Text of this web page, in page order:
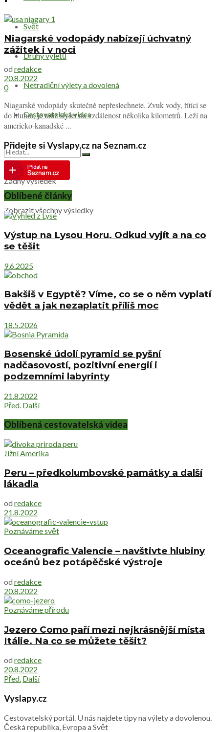
Svět
Druhy výletů
Netradiční výlety a dovolená
Cestovatelská videa
Žádný výsledek
Zobrazit všechny výsledky
Niagarské vodopády nabízejí úchvatný
zážitek i v noci
od redakce
20.8.2022
0
Niagarské vodopády skutečně nepřeslechnete. Zvuk vody, řítící se
do hlubin, je totiž slyšet na vzdálenost několika kilometrů. Leží na
americko-kanadské ...
Přidejte si Vyslapy.cz na Seznam.cz
Oblíbené články
Výstup na Lysou Horu. Odkud vyjít a na co
se těšit
9.6.2025
Bakšiš v Egyptě? Víme, co se o něm vyplatí
vědět a jak nezaplatit příliš moc
18.5.2026
Bosenské údolí pyramid se pyšní
nadčasovostí, pozitivní energií i
podzemními labyrinty
21.8.2022
Před. Další
Oblíbená cestovatelská videa
Jižní Amerika
Peru – předkolumbovské památky a další
lákadla
od redakce
21.8.2022
Poznáváme svět
Oceanografic Valencie – navštivte hlubiny
oceánů bez potápěčské výstroje
od redakce
20.8.2022
Poznáváme přírodu
Jezero Como paří mezi nejkrásnější místa
Itálie. Na co se můžete těšit?
od redakce
20.8.2022
Před. Další
Vyslapy.cz
Cestovatelský portál. U nás najdete tipy na výlety a dovolenou.
Česká republika, Evropa a Svět